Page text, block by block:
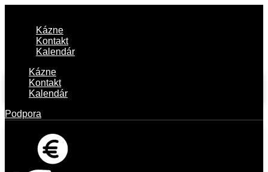
Kázne
Kontakt
Kalendár
Kázne
Kontakt
Kalendár
Podpora